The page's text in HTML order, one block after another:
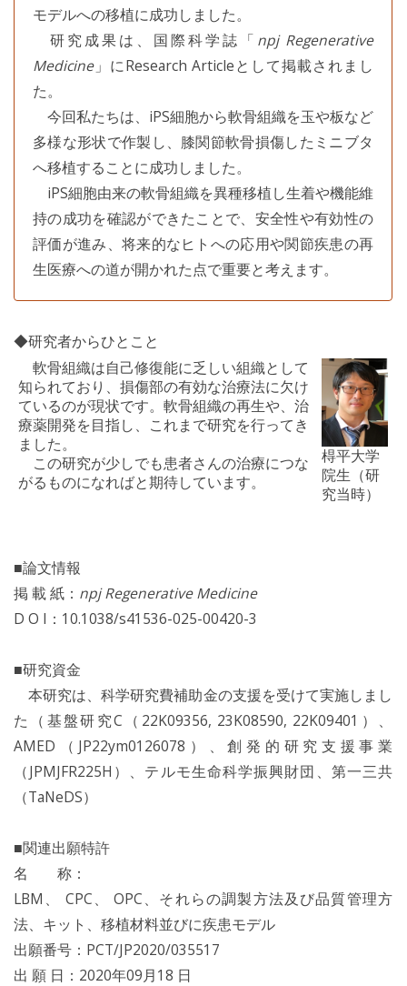
モデルへの移植に成功しました。
研究成果は、国際科学誌「 npj Regenerative
Medicine」にResearch Articleとして掲載されまし
た。
今回私たちは、iPS細胞から軟骨組織を玉や板など
多様な形状で作製し、膝関節軟骨損傷したミニブタ
へ移植することに成功しました。
iPS細胞由来の軟骨組織を異種移植し生着や機能維
持の成功を確認ができたことで、安全性や有効性の
評価が進み、将来的なヒトへの応用や関節疾患の再
生医療への道が開かれた点で重要と考えます。
◆研究者からひとこと
軟骨組織は自己修復能に乏しい組織として
知られており、損傷部の有効な治療法に欠け
ているのが現状です。軟骨組織の再生や、治
療薬開発を目指し、これまで研究を行ってき
ました。
この研究が少しでも患者さんの治療につな
がるものになればと期待しています。
棏平大学
院生（研
究当時）
■論文情報
掲 載 紙： npj Regenerative Medicine
D O I：10.1038/s41536-025-00420-3
■研究資金
本研究は、科学研究費補助金の支援を受けて実施しまし
た（基盤研究C（22K09356, 23K08590, 22K09401）、
AMED（JP22ym0126078）、創発的研究支援事業
（JPMJFR225H）、テルモ生命科学振興財団、第一三共
（TaNeDS）
■関連出願特許
名 称：
LBM、 CPC、 OPC、それらの調製方法及び品質管理方
法、キット、移植材料並びに疾患モデル
出願番号：PCT/JP2020/035517
出 願 日：2020年09月18 日